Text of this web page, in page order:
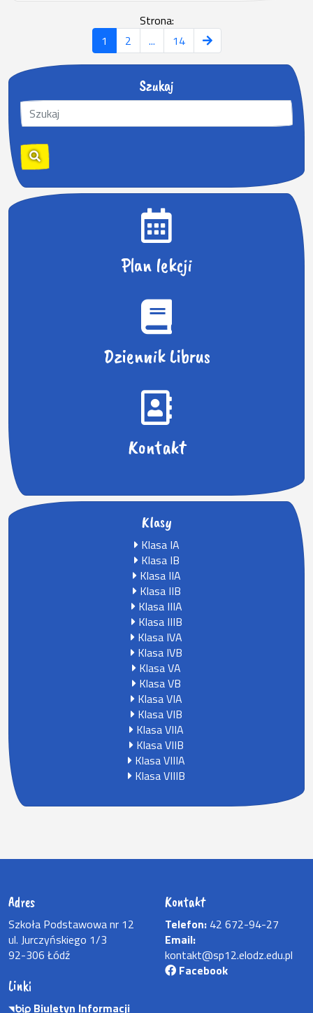
Strona:
1
2 ... 14
Szukaj
S
z
k
a
j
:
Plan lekcji
Dziennik Librus
Kontakt
Klasy
Klasa IA
Klasa IB
Klasa IIA
Klasa IIB
Klasa IIIA
Klasa IIIB
Klasa IVA
Klasa IVB
Klasa VA
Klasa VB
Klasa VIA
Klasa VIB
Klasa VIIA
Klasa VIIB
Klasa VIIIA
Klasa VIIIB
Adres
Szkoła Podstawowa nr 12
ul. Jurczyńskiego 1/3
92-306 Łódź
Kontakt
Telefon: 42 672-94-27
Email:
kontakt@sp12.elodz.edu.pl
Facebook
Linki
Biuletyn Informacji